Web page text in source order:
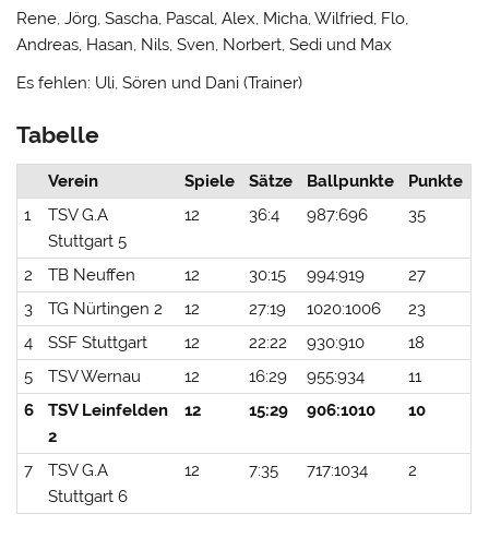
Rene, Jörg, Sascha, Pascal, Alex, Micha, Wilfried, Flo,
Andreas, Hasan, Nils, Sven, Norbert, Sedi und Max
Es fehlen: Uli, Sören und Dani (Trainer)
Tabelle
Verein Spiele Sätze Ballpunkte
Punkte
1
TSV G.A
Stuttgart 5
12 36:4 987:696 35
2 TB Neuffen 12 30:15 994:919
27
3
TG Nürtingen 2 12 27:19 1020:1006
23
4
SSF Stuttgart 12 22:22 930:910
18
5
TSV Wernau 12 16:29 955:934
11
6
TSV Leinfelden
2
12 15:29 906:1010 10
7
TSV G.A
Stuttgart 6
12 7:35 717:1034 2